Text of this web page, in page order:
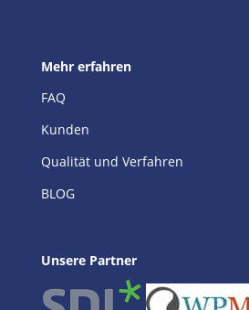
Mehr erfahren
FAQ
Kunden
Qualität und Verfahren
BLOG
Unsere Partner